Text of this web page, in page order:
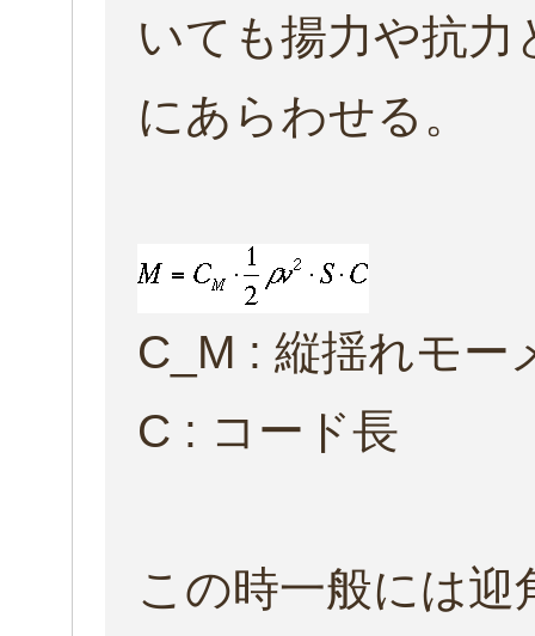
いても揚力や抗
にあらわせる。
C_M : 縦揺れモー
C : コード長
この時一般には